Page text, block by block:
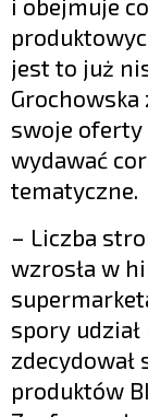
i obejmuje
jest to już
Grochowska
swoje oferty
wydawać
tematyczne.
– Liczba
wzrosła w
spory
zdecydował
produktów